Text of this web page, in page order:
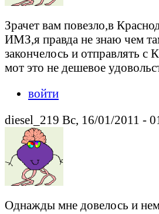
Зрачет вам повезло,в
ИМЗ,я правда не знаю чем
закончелось и отправлять с
мот это не дешевое
войти
diesel_219 Вс, 16/01/2011 -
Однажды мне довелось и